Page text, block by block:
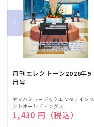
月刊エレクトーン2026年9
月号
販
売
元:
ヤマハミュージックエンタテインメ
ントホールディングス
通常価格
1,430 円（税込）